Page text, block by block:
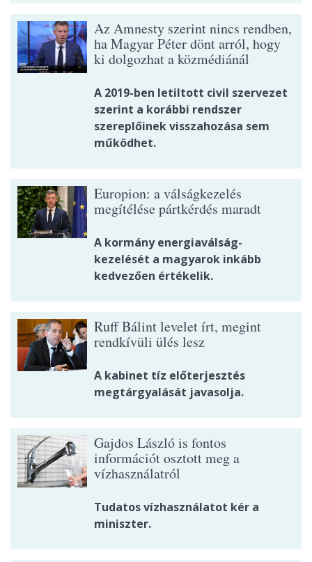
Az Amnesty szerint nincs rendben,
ha Magyar Péter dönt arról, hogy
ki dolgozhat a közmédiánál
A 2019-ben letiltott civil szervezet
szerint a korábbi rendszer
szereplőinek visszahozása sem
működhet.
Europion: a válságkezelés
megítélése pártkérdés maradt
A kormány energiaválság-
kezelését a magyarok inkább
kedvezően értékelik.
Ruff Bálint levelet írt, megint
rendkívüli ülés lesz
A kabinet tíz előterjesztés
megtárgyalását javasolja.
Gajdos László is fontos
információt osztott meg a
vízhasználatról
Tudatos vízhasználatot kér a
miniszter.